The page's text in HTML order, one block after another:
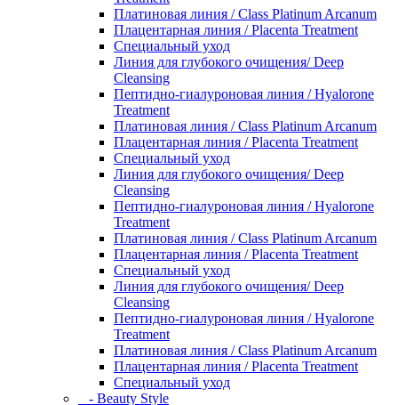
Платиновая линия / Class Platinum Arcanum
Плацентарная линия / Placenta Treatment
Специальный уход
Линия для глубокого очищения/ Deep
Cleansing
Пептидно-гиалуроновая линия / Hyalorone
Treatment
Платиновая линия / Class Platinum Arcanum
Плацентарная линия / Placenta Treatment
Специальный уход
Линия для глубокого очищения/ Deep
Cleansing
Пептидно-гиалуроновая линия / Hyalorone
Treatment
Платиновая линия / Class Platinum Arcanum
Плацентарная линия / Placenta Treatment
Специальный уход
Линия для глубокого очищения/ Deep
Cleansing
Пептидно-гиалуроновая линия / Hyalorone
Treatment
Платиновая линия / Class Platinum Arcanum
Плацентарная линия / Placenta Treatment
Специальный уход
- Beauty Style